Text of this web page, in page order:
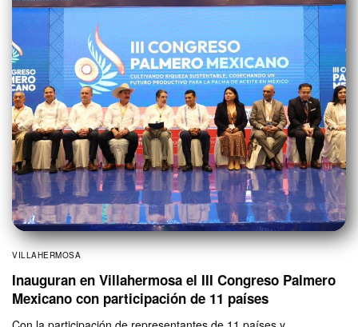
VILLAHERMOSA
Inauguran en Villahermosa el III Congreso Palmero
Mexicano con participación de 11 países